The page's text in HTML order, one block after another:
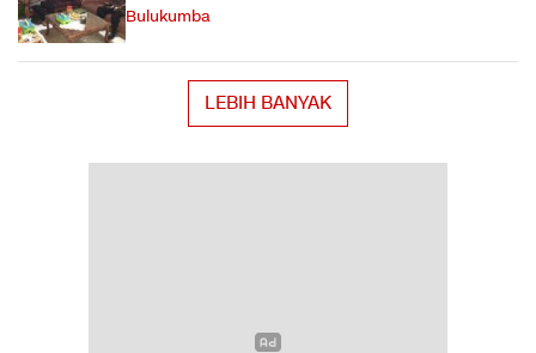
Bulukumba
LEBIH BANYAK